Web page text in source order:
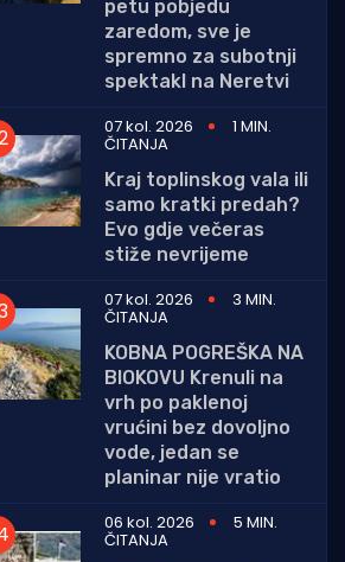
petu pobjedu
zaredom, sve je
spremno za subotnji
spektakl na Neretvi
07 kol. 2026
1 MIN.
ČITANJA
Kraj toplinskog vala ili
samo kratki predah?
Evo gdje večeras
stiže nevrijeme
07 kol. 2026
3 MIN.
ČITANJA
KOBNA POGREŠKA NA
BIOKOVU Krenuli na
vrh po paklenoj
vrućini bez dovoljno
vode, jedan se
planinar nije vratio
06 kol. 2026
5 MIN.
ČITANJA